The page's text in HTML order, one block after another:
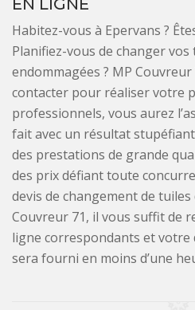
Habitez-vous à Epervans ?
Planifiez-vous de changer vos
endommagées ? MP
contacter pour réaliser votre
professionnels, vous aurez
fait avec un résultat
des prestations de grande
des prix défiant toute
devis de changement de tuiles
Couvreur 71, il vous suffit de
ligne correspondants et votre
sera fourni en moins d’une